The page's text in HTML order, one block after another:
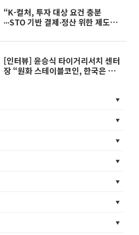
“K-컬처, 투자 대상 요건 충분
∙∙∙STO 기반 결제∙정산 위한 제도는
[인터뷰] 윤승식 타이거리서치 센터
장 “원화 스테이블코인, 한국은 아